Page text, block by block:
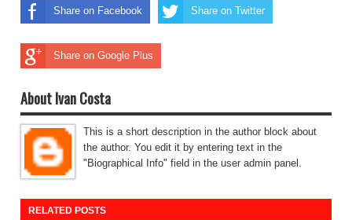
Share on Facebook Share on Twitter
Share on Google Plus
About Ivan Costa
This is a short description in the author block about
the author. You edit it by entering text in the
"Biographical Info" field in the user admin panel.
RELATED POSTS